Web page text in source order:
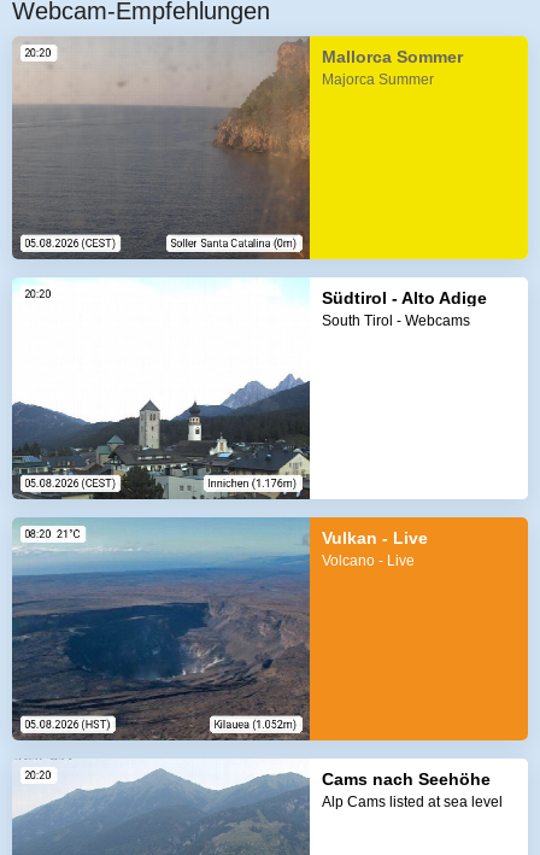
Webcam-Empfehlungen
Mallorca Sommer
Majorca Summer
Südtirol - Alto Adige
South Tirol - Webcams
Vulkan - Live
Volcano - Live
Cams nach Seehöhe
Alp Cams listed at sea level